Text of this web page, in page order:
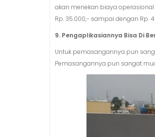
akan menekan biaya
Rp. 35.000,- sampai dengan Rp.
9. Pengaplikasiannya Bisa Di
Untuk pemasangannya pun
Pemasangannya pun sangat